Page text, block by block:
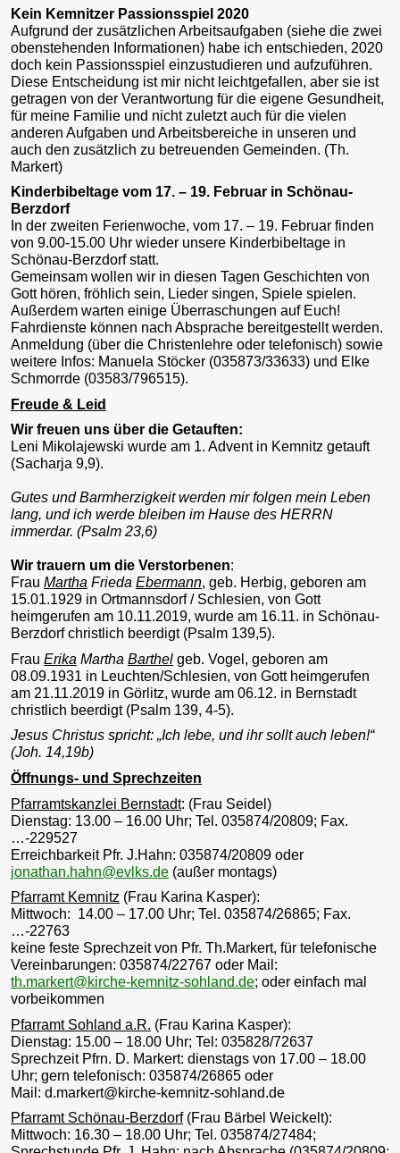
Kein Kemnitzer Passionsspiel 2020
Aufgrund der zusätzlichen Arbeitsaufgaben (siehe die zwei
obenstehenden Informationen) habe ich entschieden, 2020
doch kein Passionsspiel einzustudieren und aufzuführen.
Diese Entscheidung ist mir nicht leichtgefallen, aber sie ist
getragen von der Verantwortung für die eigene Gesundheit,
für meine Familie und nicht zuletzt auch für die vielen
anderen Aufgaben und Arbeitsbereiche in unseren und
auch den zusätzlich zu betreuenden Gemeinden. (Th.
Markert)
Kinderbibeltage vom 17. – 19. Februar in Schönau-
Berzdorf
In der zweiten Ferienwoche, vom 17. – 19. Februar finden
von 9.00-15.00 Uhr wieder unsere Kinderbibeltage in
Schönau-Berzdorf statt.
Gemeinsam wollen wir in diesen Tagen Geschichten von
Gott hören, fröhlich sein, Lieder singen, Spiele spielen.
Außerdem warten einige Überraschungen auf Euch!
Fahrdienste können nach Absprache bereitgestellt werden.
Anmeldung (über die Christenlehre oder telefonisch) sowie
weitere Infos: Manuela Stöcker (035873/33633) und Elke
Schmorrde (03583/796515).
Freude & Leid
Wir freuen uns über die Getauften:
Leni Mikolajewski wurde am 1. Advent in Kemnitz getauft
(Sacharja 9,9).
Gutes und Barmherzigkeit werden mir folgen mein Leben
lang, und ich werde bleiben im Hause des HERRN
immerdar. (Psalm 23,6)
Wir trauern um die Verstorbenen:
Frau Martha Frieda Ebermann, geb. Herbig, geboren am
15.01.1929 in Ortmannsdorf / Schlesien, von Gott
heimgerufen am 10.11.2019, wurde am 16.11. in Schönau-
Berzdorf christlich beerdigt (Psalm 139,5).
Frau Erika Martha Barthel geb. Vogel, geboren am
08.09.1931 in Leuchten/Schlesien, von Gott heimgerufen
am 21.11.2019 in Görlitz, wurde am 06.12. in Bernstadt
christlich beerdigt (Psalm 139, 4-5).
Jesus Christus spricht: „Ich lebe, und ihr sollt auch leben!“
(Joh. 14,19b)
Öffnungs- und Sprechzeiten
Pfarramtskanzlei Bernstadt: (Frau Seidel)
Dienstag: 13.00 – 16.00 Uhr; Tel. 035874/20809; Fax.
…-229527
Erreichbarkeit Pfr. J.Hahn: 035874/20809 oder
jonathan.hahn@evlks.de (außer montags)
Pfarramt Kemnitz (Frau Karina Kasper):
Mittwoch: 14.00 – 17.00 Uhr; Tel. 035874/26865; Fax.
…-22763
keine feste Sprechzeit von Pfr. Th.Markert, für telefonische
Vereinbarungen: 035874/22767 oder Mail:
th.markert@kirche-kemnitz-sohland.de; oder einfach mal
vorbeikommen
Pfarramt Sohland a.R. (Frau Karina Kasper):
Dienstag: 15.00 – 18.00 Uhr; Tel: 035828/72637
Sprechzeit Pfrn. D. Markert: dienstags von 17.00 – 18.00
Uhr; gern telefonisch: 035874/26865 oder
Mail: d.markert@kirche-kemnitz-sohland.de
Pfarramt Schönau-Berzdorf(Frau Bärbel Weickelt):
Mittwoch: 16.30 – 18.00 Uhr; Tel. 035874/27484;